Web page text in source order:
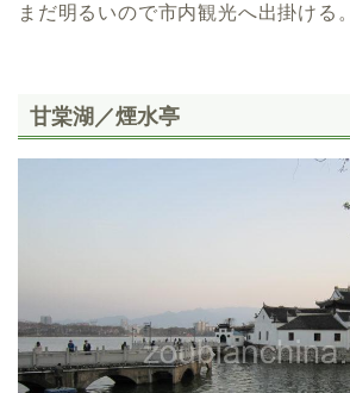
まだ明るいので市内観光へ出掛ける。
甘棠湖／煙水亭